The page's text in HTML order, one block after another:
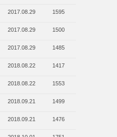
2017.08.29 1595
2017.08.29 1500
2017.08.29 1485
2018.08.22 1417
2018.08.22 1553
2018.09.21 1499
2018.09.21 1476